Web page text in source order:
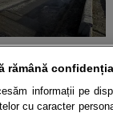
rămână
informații pe
cu caracter